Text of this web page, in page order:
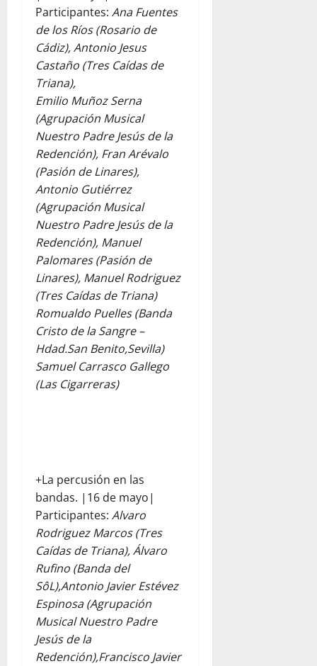
Participantes: Ana Fuentes
de los Ríos (Rosario de
Cádiz), Antonio Jesus
Castaño (Tres Caídas de
Triana),
Emilio Muñoz Serna
(Agrupación Musical
Nuestro Padre Jesús de la
Redención), Fran Arévalo
(Pasión de Linares),
Antonio Gutiérrez
(Agrupación Musical
Nuestro Padre Jesús de la
Redención), Manuel
Palomares (Pasión de
Linares), Manuel Rodriguez
(Tres Caídas de Triana)
Romualdo Puelles (Banda
Cristo de la Sangre –
Hdad.San Benito,Sevilla)
Samuel Carrasco Gallego
(Las Cigarreras)
+La percusión en las
bandas. |16 de mayo|
Participantes: Alvaro
Rodriguez Marcos (Tres
Caídas de Triana), Álvaro
Rufino (Banda del
SôL),Antonio Javier Estévez
Espinosa (Agrupación
Musical Nuestro Padre
Jesús de la
Redención),Francisco Javier